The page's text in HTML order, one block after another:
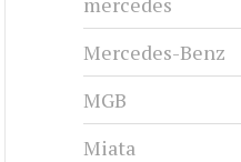
Mercedes-Benz
MGB
Miata